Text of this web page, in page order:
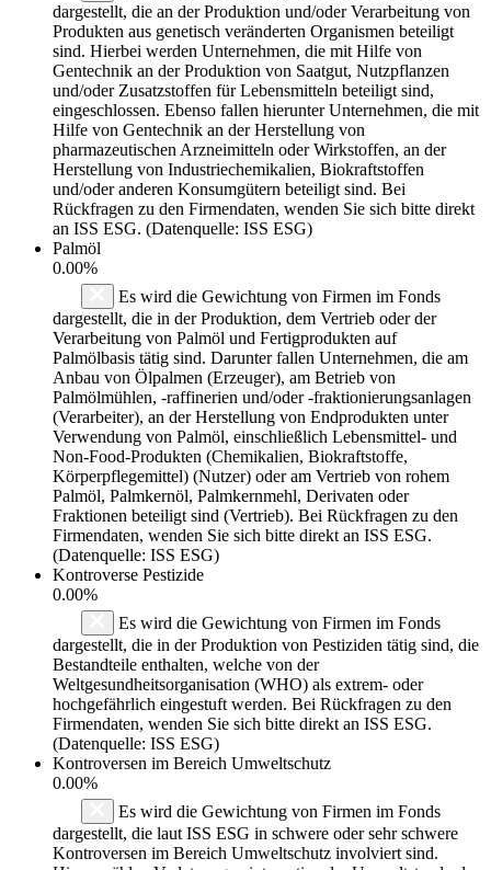
dargestellt, die an der Produktion und/oder Verarbeitung von
Produkten aus genetisch veränderten Organismen beteiligt
sind. Hierbei werden Unternehmen, die mit Hilfe von
Gentechnik an der Produktion von Saatgut, Nutzpflanzen
und/oder Zusatzstoffen für Lebensmitteln beteiligt sind,
eingeschlossen. Ebenso fallen hierunter Unternehmen, die mit
Hilfe von Gentechnik an der Herstellung von
pharmazeutischen Arzneimitteln oder Wirkstoffen, an der
Herstellung von Industriechemikalien, Biokraftstoffen
und/oder anderen Konsumgütern beteiligt sind. Bei
Rückfragen zu den Firmendaten, wenden Sie sich bitte direkt
an ISS ESG. (Datenquelle: ISS ESG)
Palmöl
0.00%
Es wird die Gewichtung von Firmen im Fonds
dargestellt, die in der Produktion, dem Vertrieb oder der
Verarbeitung von Palmöl und Fertigprodukten auf
Palmölbasis tätig sind. Darunter fallen Unternehmen, die am
Anbau von Ölpalmen (Erzeuger), am Betrieb von
Palmölmühlen, -raffinerien und/oder -fraktionierungsanlagen
(Verarbeiter), an der Herstellung von Endprodukten unter
Verwendung von Palmöl, einschließlich Lebensmittel- und
Non-Food-Produkten (Chemikalien, Biokraftstoffe,
Körperpflegemittel) (Nutzer) oder am Vertrieb von rohem
Palmöl, Palmkernöl, Palmkernmehl, Derivaten oder
Fraktionen beteiligt sind (Vertrieb). Bei Rückfragen zu den
Firmendaten, wenden Sie sich bitte direkt an ISS ESG.
(Datenquelle: ISS ESG)
Kontroverse Pestizide
0.00%
Es wird die Gewichtung von Firmen im Fonds
dargestellt, die in der Produktion von Pestiziden tätig sind, die
Bestandteile enthalten, welche von der
Weltgesundheitsorganisation (WHO) als extrem- oder
hochgefährlich eingestuft werden. Bei Rückfragen zu den
Firmendaten, wenden Sie sich bitte direkt an ISS ESG.
(Datenquelle: ISS ESG)
Kontroversen im Bereich Umweltschutz
0.00%
Es wird die Gewichtung von Firmen im Fonds
dargestellt, die laut ISS ESG in schwere oder sehr schwere
Kontroversen im Bereich Umweltschutz involviert sind.